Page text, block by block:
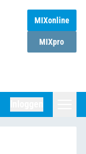
MIXonline
MIXpro